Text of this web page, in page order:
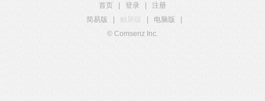
首页 登录
注册
简易版
触屏版 电脑版
© Comsenz Inc.